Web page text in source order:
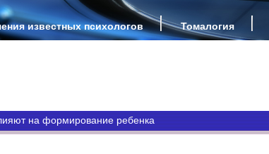
известных психологов Томалогия
на формирование ребенка